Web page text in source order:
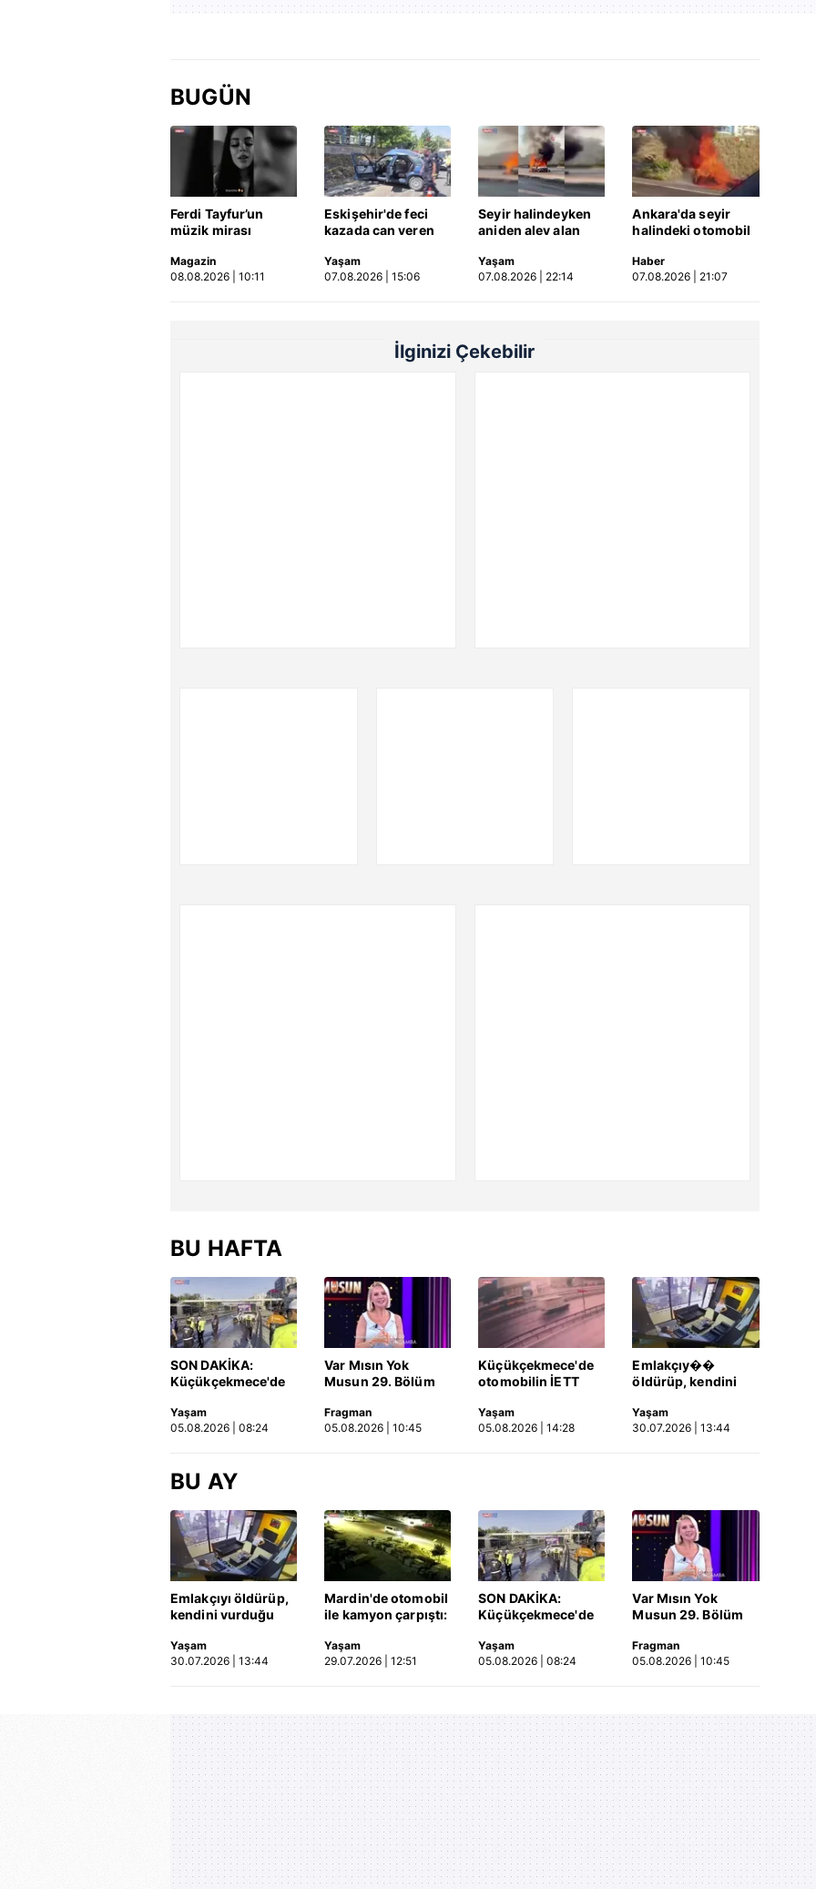
BUGÜN
Ferdi Tayfur’un
müzik mirası
buldu! Sesi olay
oldu | Video
Magazin
08.08.2026 | 10:11
Eskişehir'de feci
kazada can veren
sıkıştığı araçtan
güçlükle çıkarıldı |
Yaşam
07.08.2026 | 15:06
Seyir halindeyken
aniden alev alan
yaralandı
Yaşam
07.08.2026 | 22:14
Ankara'da seyir
halindeki otomobil
Haber
07.08.2026 | 21:07
İlginizi Çekebilir
BU HAFTA
SON DAKİKA:
Küçükçekmece'de
Otomobil, İETT
otobüsüne çarptı: 3
Yaşam
05.08.2026 | 08:24
Var Mısın Yok
Musun 29. Bölüm
yayınlandı | Video
Fragman
05.08.2026 | 10:45
Küçükçekmece'de
otomobilin İETT
kaza kamerada |
Video
Yaşam
05.08.2026 | 14:28
Emlakçıy��
öldürüp, kendini
görüntüsü ortaya
çıktı | Video
Yaşam
30.07.2026 | 13:44
BU AY
Emlakçıyı öldürüp,
kendini vurduğu
ortaya çıktı | Video
Yaşam
30.07.2026 | 13:44
Mardin'de otomobil
ile kamyon çarpıştı:
hayatını kaybetti!
Kaza anı kamerada
Yaşam
29.07.2026 | 12:51
SON DAKİKA:
Küçükçekmece'de
Otomobil, İETT
otobüsüne çarptı: 3
Yaşam
05.08.2026 | 08:24
Var Mısın Yok
Musun 29. Bölüm
yayınlandı | Video
Fragman
05.08.2026 | 10:45